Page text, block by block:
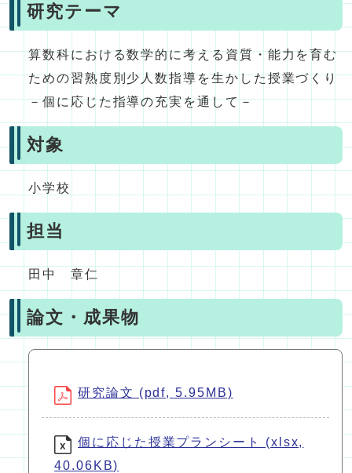
研究テーマ
算数科における数学的に考える資質・能力を育む
ための習熟度別少人数指導を生かした授業づくり
－個に応じた指導の充実を通して－
対象
小学校
担当
田中 章仁
論文・成果物
研究論文 (pdf, 5.95MB)
個に応じた授業プランシート (xlsx,
40.06KB)